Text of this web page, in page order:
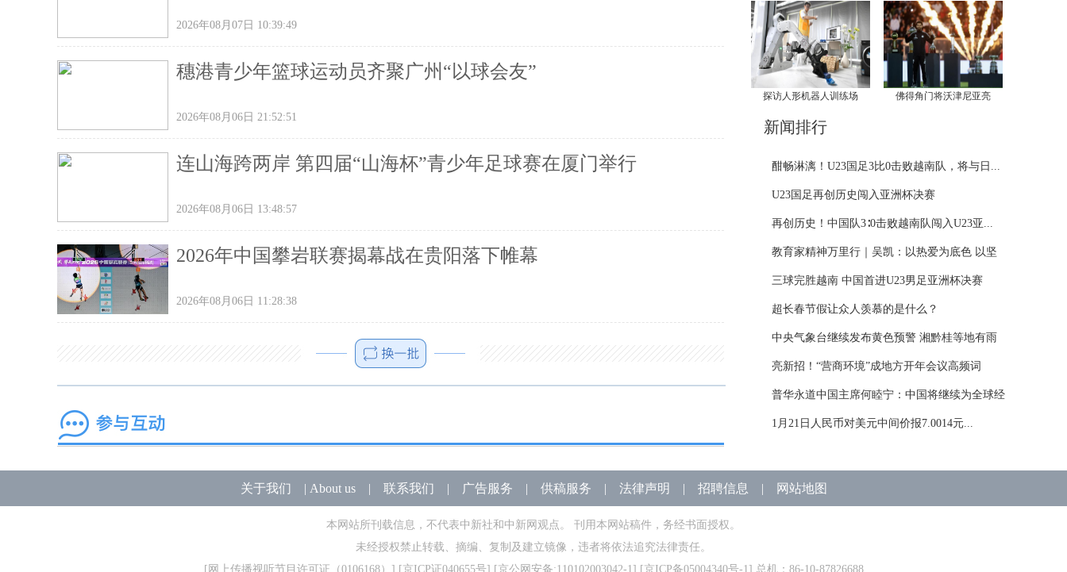
2026年08月07日 10:39:49
穗港青少年篮球运动员齐聚广州“以球会友”
2026年08月06日 21:52:51
连山海跨两岸 第四届“山海杯”青少年足球赛在厦门举行
2026年08月06日 13:48:57
2026年中国攀岩联赛揭幕战在贵阳落下帷幕
2026年08月06日 11:28:38
探访人形机器人训练场 佛得角门将沃津尼亚亮
新闻排行
酣畅淋漓！U23国足3比0击败越南队，将与日...
U23国足再创历史闯入亚洲杯决赛
再创历史！中国队3∶0击败越南队闯入U23亚...
教育家精神万里行｜吴凯：以热爱为底色 以坚
守...
三球完胜越南 中国首进U23男足亚洲杯决赛
超长春节假让众人羡慕的是什么？
中央气象台继续发布黄色预警 湘黔桂等地有雨
雪...
亮新招！“营商环境”成地方开年会议高频词
普华永道中国主席何睦宁：中国将继续为全球经
济...
1月21日人民币对美元中间价报7.0014元...
关于我们 | About us| 联系我们 | 广告服务 | 供稿服务 | 法律声明 | 招聘信息 | 网站地图
本网站所刊载信息，不代表中新社和中新网观点。 刊用本网站稿件，务经书面授权。
未经授权禁止转载、摘编、复制及建立镜像，违者将依法追究法律责任。
[ 网上传播视听节目许可证（0106168） ] [京ICP证040655号] [京公网安备:110102003042-1] [京ICP备05004340号-1 ] 总机：86-10-87826688